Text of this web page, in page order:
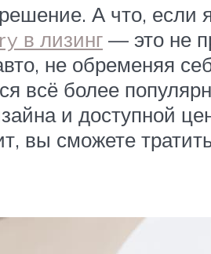
А что, если
в лизинг — это не
не обременяя
всё более
и доступной
вы сможете